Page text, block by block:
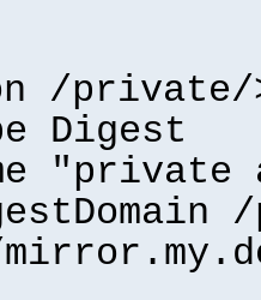
/private/
Digest
"private